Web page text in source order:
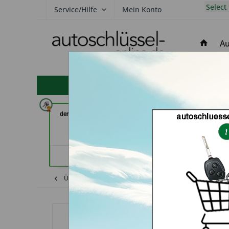
Service/Hilfe Mein Konto Select
hohe Kundenzufriedenheit
der Schlüssel Service Moos (in
Secura Tec
Übersicht Shop Schlüssel